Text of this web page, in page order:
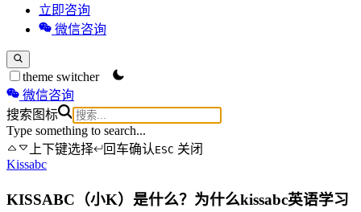
立即咨询
微信咨询
theme switcher
微信咨询
搜索图标
Type something to search...
上下键选择
回车确认 ESC 关闭
Kissabc
KISSABC（小K）是什么？为什么kissabc英语学习